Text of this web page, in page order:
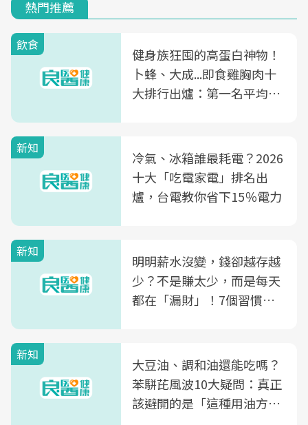
熱門推薦
飲食
健身族狂囤的高蛋白神物！
卜蜂、大成...即食雞胸肉十
大排行出爐：第一名平均一
新知
冷氣、冰箱誰最耗電？2026
十大「吃電家電」排名出
爐，台電教你省下15％電力
新知
明明薪水沒變，錢卻越存越
少？不是賺太少，而是每天
都在「漏財」！7個習慣一
新知
大豆油、調和油還能吃嗎？
苯駢芘風波10大疑問：真正
該避開的是「這種用油方